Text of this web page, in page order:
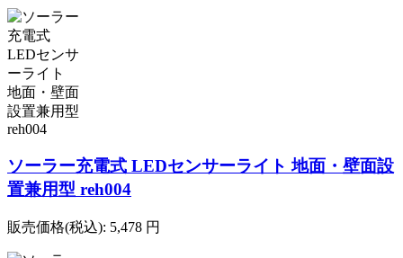
ソーラー充電式 LEDセンサーライト 地面・壁面設
置兼用型 reh004
販売価格(税込): 5,478 円